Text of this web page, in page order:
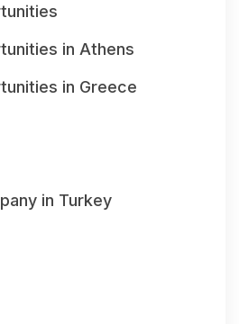
in Athens
in Greece
in Turkey